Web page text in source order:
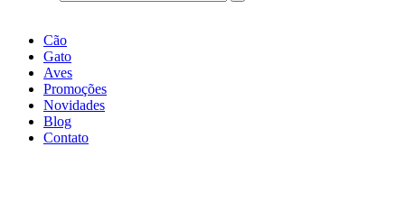
Cão
Gato
Aves
Promoções
Novidades
Blog
Contato